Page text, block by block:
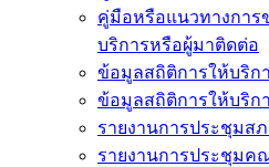
คู่มือหรือแนวทางการ
บริการหรือผู้มาติดต่อ
ข้อมูลสถิติการให้บริกา
ข้อมูลสถิติการให้บริกา
รายงานการประชุมส
รายงานการประชุมค